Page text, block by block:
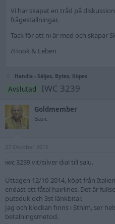
Vi har skapat en tråd på
frågeställningar.
Tack för att ni är med och skapar
/Hook & Leben
Handla - Säljes, Bytes, Köpes
Avslutad IWC 3239
Goldmember
Basic
27 Oktober 2015
iwc 3239 vit/silver dial till salu.
Uttagen 12/10-2014, köpt från
endast ett fåtal hairlines. Det är
putsduk och 3st länkbitar.
Jag och klockan finns i Sthlm, ser
betalningsmetod.